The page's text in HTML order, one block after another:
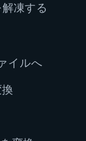
凍する
イルへ